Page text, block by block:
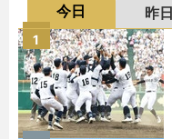
今日 昨日
1